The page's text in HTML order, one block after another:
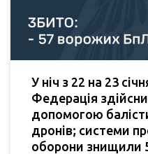
У ніч з 22 на 23
Федерація
допомогою
дронів; системи
оборони знищили